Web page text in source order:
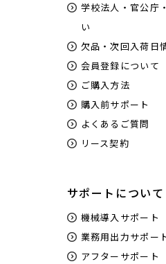
学校法人・官公庁
い
欠品・次回入荷日
会員登録について
ご購入方法
購入前サポート
よくあるご質問
リース契約
サポートについて
機械導入サポート
業務用出力サポー
アフターサポート